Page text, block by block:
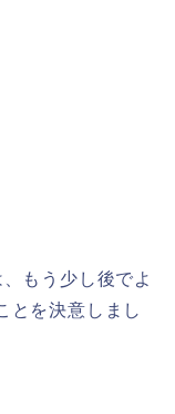
もう少し後でよ
とを決意しまし